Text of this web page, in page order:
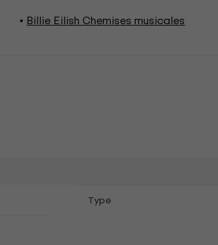
Billie Eilish Chemises musicales
Type